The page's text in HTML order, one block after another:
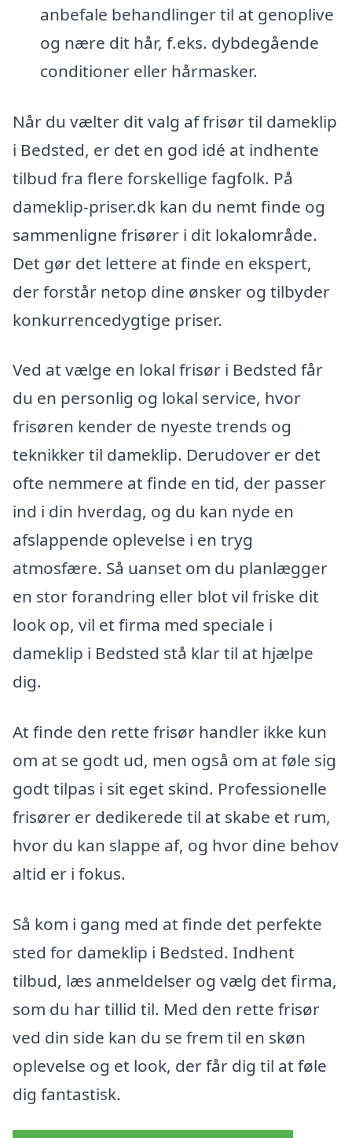
anbefale behandlinger til at genoplive
og nære dit hår, f.eks. dybdegående
conditioner eller hårmasker.
Når du vælter dit valg af frisør til dameklip
i Bedsted, er det en god idé at indhente
tilbud fra flere forskellige fagfolk. På
dameklip-priser.dk kan du nemt finde og
sammenligne frisører i dit lokalområde.
Det gør det lettere at finde en ekspert,
der forstår netop dine ønsker og tilbyder
konkurrencedygtige priser.
Ved at vælge en lokal frisør i Bedsted får
du en personlig og lokal service, hvor
frisøren kender de nyeste trends og
teknikker til dameklip. Derudover er det
ofte nemmere at finde en tid, der passer
ind i din hverdag, og du kan nyde en
afslappende oplevelse i en tryg
atmosfære. Så uanset om du planlægger
en stor forandring eller blot vil friske dit
look op, vil et firma med speciale i
dameklip i Bedsted stå klar til at hjælpe
dig.
At finde den rette frisør handler ikke kun
om at se godt ud, men også om at føle sig
godt tilpas i sit eget skind. Professionelle
frisører er dedikerede til at skabe et rum,
hvor du kan slappe af, og hvor dine behov
altid er i fokus.
Så kom i gang med at finde det perfekte
sted for dameklip i Bedsted. Indhent
tilbud, læs anmeldelser og vælg det firma,
som du har tillid til. Med den rette frisør
ved din side kan du se frem til en skøn
oplevelse og et look, der får dig til at føle
dig fantastisk.